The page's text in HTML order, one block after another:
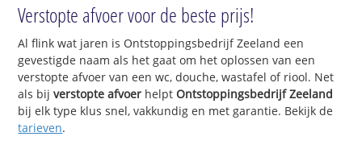
Verstopte afvoer voor de beste prijs!
Al flink wat jaren is Ontstoppingsbedrijf Zeeland een
gevestigde naam als het gaat om het oplossen van een
verstopte afvoer van een wc, douche, wastafel of riool. Net
als bijverstopte afvoer helptOntstoppingsbedrijf Zeeland
bij elk type klus snel, vakkundig en met garantie. Bekijk de
tarieven.